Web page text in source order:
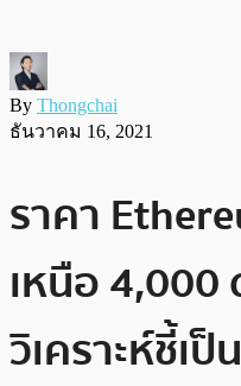
By Thongchai
ธันวาคม 16, 2021
ราคา
เหนือ 4,000
วิเคราะห์ชี้